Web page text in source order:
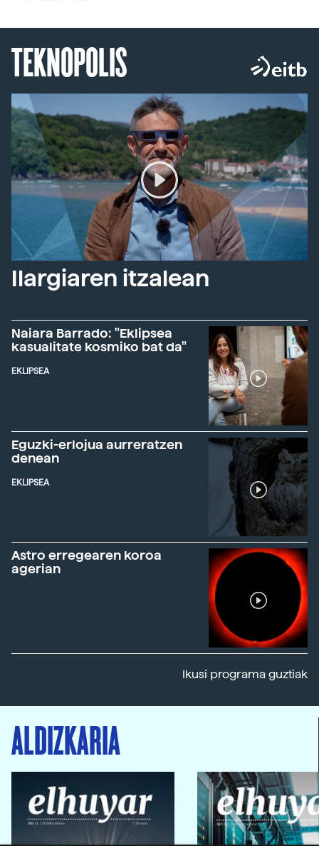
TEKNOPOLIS
Ilargiaren itzalean
Naiara Barrado: "Eklipsea
kasualitate kosmiko bat da"
EKLIPSEA
Eguzki-erlojua aurreratzen
denean
EKLIPSEA
Astro erregearen koroa
agerian
Ikusi programa guztiak
ALDIZKARIA